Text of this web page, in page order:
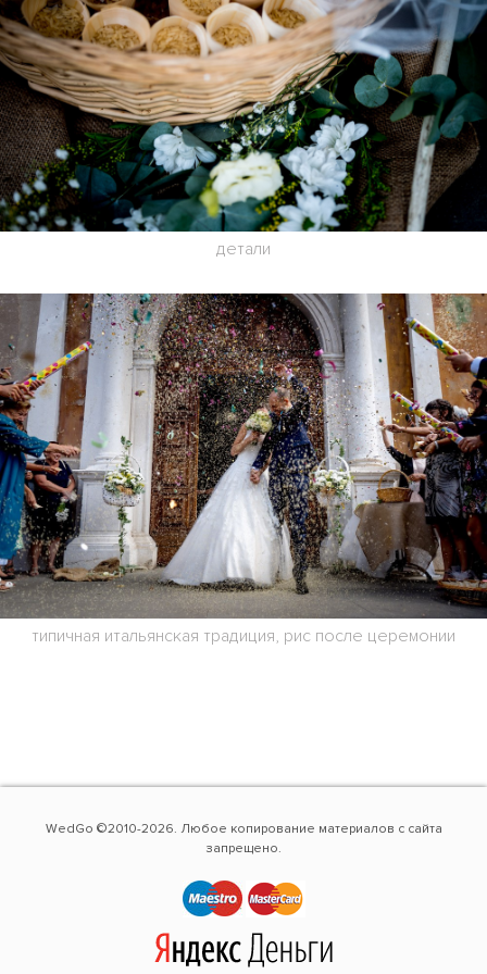
детали
типичная итальянская традиция, рис после церемонии
WedGo ©2010-2026. Любое копирование материалов с сайта
запрещено.